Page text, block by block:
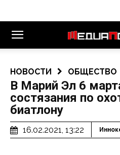
НОВОСТИ ОБЩЕСТВО
В Марий Эл 6
состязания по
биатлону
16.02.2021, 13:22